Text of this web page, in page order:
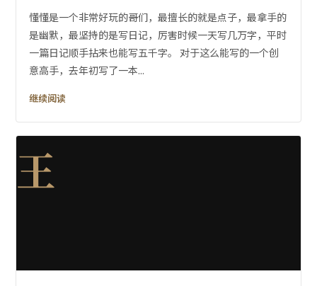
懂懂是一个非常好玩的哥们，最擅长的就是点子，最拿手的
是幽默，最坚持的是写日记，厉害时候一天写几万字，平时
一篇日记顺手拈来也能写五千字。 对于这么能写的一个创
意高手，去年初写了一本...
继续阅读
王